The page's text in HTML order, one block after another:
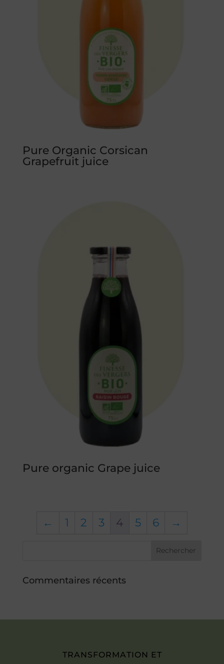
Pure Organic Corsican
Grapefruit juice
Pure organic Grape juice
← 1 2 3 4 5 6 →
Commentaires récents
TRANSFORMATION ET